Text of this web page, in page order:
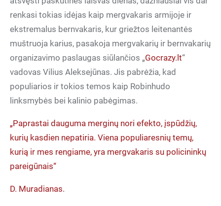
renkasi tokias idėjas kaip mergvakaris armijoje ir
ekstremalus bernvakaris, kur griežtos leitenantės
muštruoja karius, pasakoja mergvakarių ir bernvakarių
organizavimo paslaugas siūlančios „Gocrazy.lt“
vadovas Vilius Aleksejūnas. Jis pabrėžia, kad
populiarios ir tokios temos kaip Robinhudo
linksmybės bei kalinio pabėgimas.
„Paprastai dauguma merginų nori efekto, įspūdžių,
kurių kasdien nepatiria. Viena populiaresnių temų,
kurią ir mes rengiame, yra mergvakaris su policininkų
pareigūnais“
D. Muradianas.